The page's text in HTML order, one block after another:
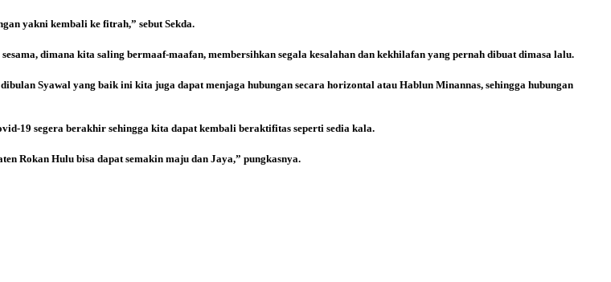
yakni kembali ke fitrah,” sebut Sekda.
dimana kita saling bermaaf-maafan, membersihkan segala kesalahan dan kekhilafan yang pernah dibuat dimasa lalu.
Syawal yang baik ini kita juga dapat menjaga hubungan secara horizontal atau Hablun Minannas, sehingga hubungan
19 segera berakhir sehingga kita dapat kembali beraktifitas seperti sedia kala.
Rokan Hulu bisa dapat semakin maju dan Jaya,” pungkasnya.